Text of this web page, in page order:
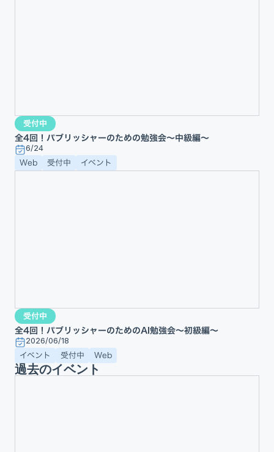
受付中
全4回！パブリッシャーのための勉強会〜中級編〜
6/24
Web 受付中 イベント
受付中
全4回！パブリッシャーのためのAI勉強会〜初級編〜
2026/06/18
イベント 受付中 Web
過去のイベント